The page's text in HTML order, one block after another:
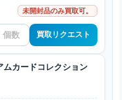
未開封品のみ買取可。
買取リクエスト
ムカードコレクション